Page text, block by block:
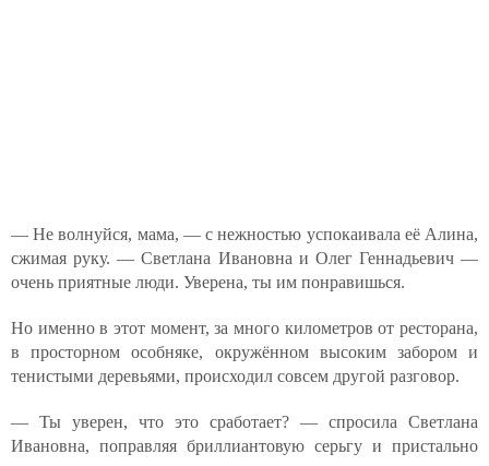
— Не волнуйся, мама, — с нежностью успокаивала её Алина,
сжимая руку. — Светлана Ивановна и Олег Геннадьевич —
очень приятные люди. Уверена, ты им понравишься.
Но именно в этот момент, за много километров от ресторана,
в просторном особняке, окружённом высоким забором и
тенистыми деревьями, происходил совсем другой разговор.
— Ты уверен, что это сработает? — спросила Светлана
Ивановна, поправляя бриллиантовую серьгу и пристально